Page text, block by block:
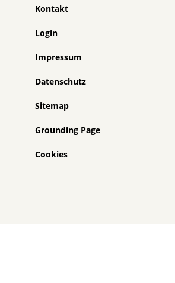
Kontakt
Login
Impressum
Datenschutz
Sitemap
Grounding Page
Cookies